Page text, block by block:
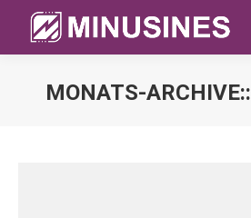
MONATS-ARCHIVE::